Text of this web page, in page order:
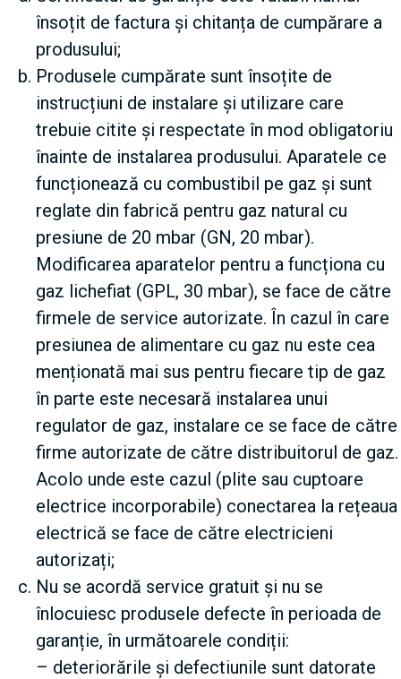
însoțit de factura și chitanța de cumpărare a
produsului;
Produsele cumpărate sunt însoțite de
instrucțiuni de instalare și utilizare care
trebuie citite și respectate în mod obligatoriu
înainte de instalarea produsului. Aparatele ce
funcționează cu combustibil pe gaz și sunt
reglate din fabrică pentru gaz natural cu
presiune de 20 mbar (GN, 20 mbar).
Modificarea aparatelor pentru a funcționa cu
gaz lichefiat (GPL, 30 mbar), se face de către
firmele de service autorizate. În cazul în care
presiunea de alimentare cu gaz nu este cea
menționată mai sus pentru fiecare tip de gaz
în parte este necesară instalarea unui
regulator de gaz, instalare ce se face de către
firme autorizate de către distribuitorul de gaz.
Acolo unde este cazul (plite sau cuptoare
electrice incorporabile) conectarea la rețeaua
electrică se face de către electricieni
autorizați;
Nu se acordă service gratuit și nu se
înlocuiesc produsele defecte în perioada de
garanție, în următoarele condiții:
– deteriorările și defectiunile sunt datorate